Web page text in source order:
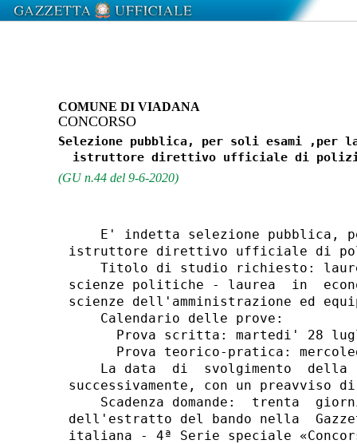
COMUNE DI VIADANA
CONCORSO
Selezione pubblica, per soli esami ,per
(GU n.44 del 9-6-2020)
E' indetta selezione pubblica,
istruttore direttivo ufficiale di
Titolo di studio richiesto:
scienze politiche - laurea  in
scienze dell'amministrazione ed
    Calendario delle prove:
Prova scritta: martedi' 28
Prova teorico-pratica:
La data  di  svolgimento  della
successivamente, con un
Scadenza domande:  trenta
dell'estratto del bando nella
italiana - 4ª Serie speciale